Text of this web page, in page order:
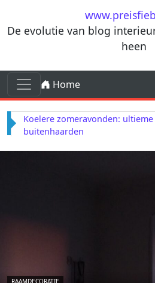
Ga naar de inhoud
De evolutie van blog
heen
Ga naar de inhoud
Hoofdnavigatie
Home
Koelere zomeravonden:
buitenhaarden
RAAMDECORATIE